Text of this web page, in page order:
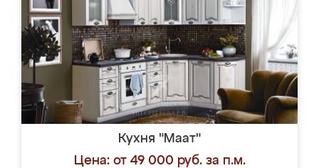
Кухня "Маат"
Цена: от 49 000 руб. за п.м.